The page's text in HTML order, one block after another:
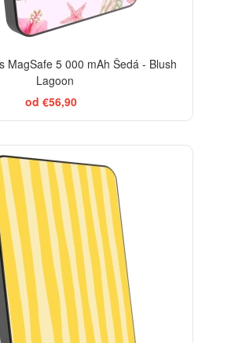
MagSafe 5 000 mAh Šedá - Blush
Lagoon
od €56,90